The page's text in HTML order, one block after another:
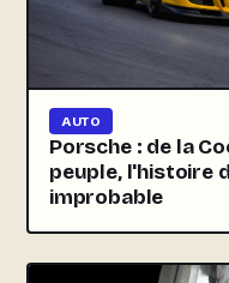
AUTO
Porsche : de la
peuple, l'histoire
improbable